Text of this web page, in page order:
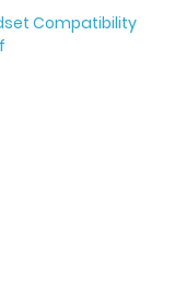
Compatibility